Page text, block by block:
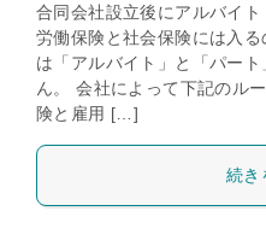
合同会社設立後にアルバイト
労働保険と社会保険には入
は「アルバイト」と「パー
ん。 会社によって下記のル
険と雇用 […]
続き